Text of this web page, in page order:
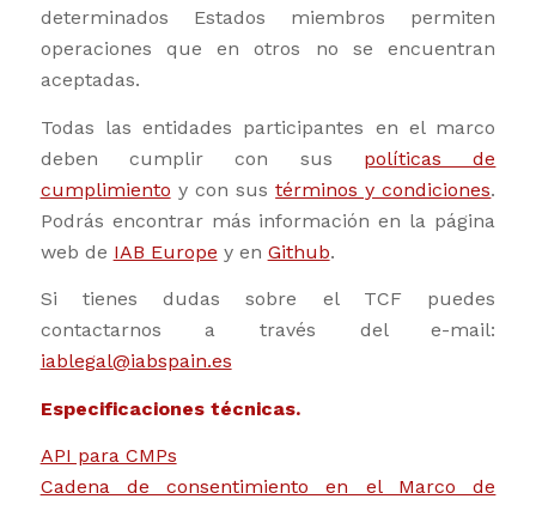
determinados Estados miembros permiten
operaciones que en otros no se encuentran
aceptadas.
Todas las entidades participantes en el marco
deben cumplir con sus políticas de
cumplimiento y con sustérminos y condiciones.
Podrás encontrar más información en la página
web de IAB Europe y en Github.
Si tienes dudas sobre el TCF puedes
contactarnos a través del e-mail:
iablegal@iabspain.es
Especificaciones técnicas.
API para CMPs
Cadena de consentimiento en el Marco de